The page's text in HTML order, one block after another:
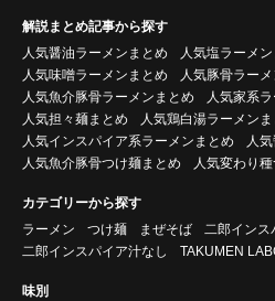
解説まとめ記事から探す
人気醤油ラーメンまとめ
人気塩ラーメ
人気味噌ラーメンまとめ
人気豚骨ラー
人気魚介豚骨ラーメンまとめ
人気家系
人気担々麺まとめ
人気鶏白湯ラーメンま
人気インスパイア系ラーメンまとめ
人
人気魚介豚骨つけ麺まとめ
人気変わり
カテゴリーから探す
ラーメン
つけ麺 まぜそば
二郎インス
二郎インスパイア汁なし
TAKUMEN
味別